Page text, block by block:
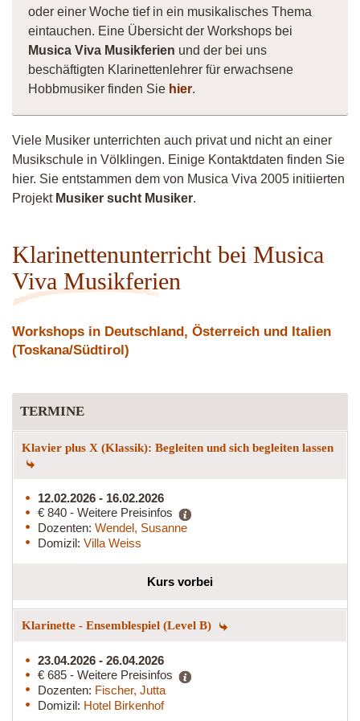
oder einer Woche tief in ein musikalisches Thema
eintauchen. Eine Übersicht der Workshops bei
Musica Viva Musikferien und der bei uns
beschäftigten Klarinettenlehrer für erwachsene
Hobbmusiker finden Sie hier.
Viele Musiker unterrichten auch privat und nicht an einer
Musikschule in Völklingen. Einige Kontaktdaten finden Sie
hier. Sie entstammen dem von Musica Viva 2005 initiierten
Projekt Musiker sucht Musiker.
Klarinettenunterricht bei Musica
Viva Musikferien
Workshops in Deutschland, Österreich und Italien
(Toskana/Südtirol)
TERMINE
Klavier plus X (Klassik): Begleiten und sich begleiten lassen
12.02.2026 - 16.02.2026
€ 840 - Weitere Preisinfos
Dozenten: Wendel, Susanne
Domizil: Villa Weiss
Kurs vorbei
Klarinette - Ensemblespiel (Level B)
23.04.2026 - 26.04.2026
€ 685 - Weitere Preisinfos
Dozenten: Fischer, Jutta
Domizil: Hotel Birkenhof